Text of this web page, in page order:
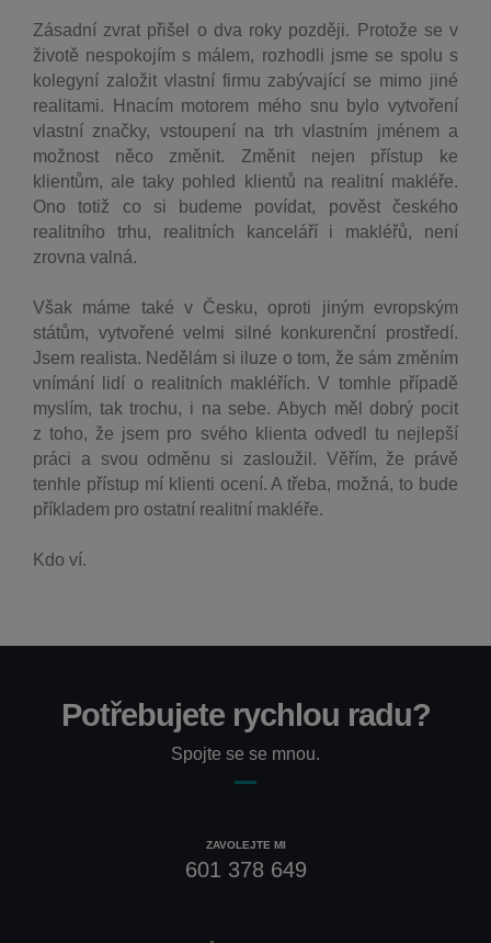
Zásadní zvrat přišel o dva roky později. Protože se v
životě nespokojím s málem, rozhodli jsme se spolu s
kolegyní založit vlastní firmu zabývající se mimo jiné
realitami. Hnacím motorem mého snu bylo vytvoření
vlastní značky, vstoupení na trh vlastním jménem a
možnost něco změnit. Změnit nejen přístup ke
klientům, ale taky pohled klientů na realitní makléře.
Ono totiž co si budeme povídat, pověst českého
realitního trhu, realitních kanceláří i makléřů, není
zrovna valná.
Však máme také v Česku, oproti jiným evropským
státům, vytvořené velmi silné konkurenční prostředí.
Jsem realista. Nedělám si iluze o tom, že sám změním
vnímání lidí o realitních makléřích. V tomhle případě
myslím, tak trochu, i na sebe. Abych měl dobrý pocit
z toho, že jsem pro svého klienta odvedl tu nejlepší
práci a svou odměnu si zasloužil. Věřím, že právě
tenhle přístup mí klienti ocení. A třeba, možná, to bude
příkladem pro ostatní realitní makléře.
Kdo ví.
Potřebujete rychlou radu?
Spojte se se mnou.
ZAVOLEJTE MI
601 378 649